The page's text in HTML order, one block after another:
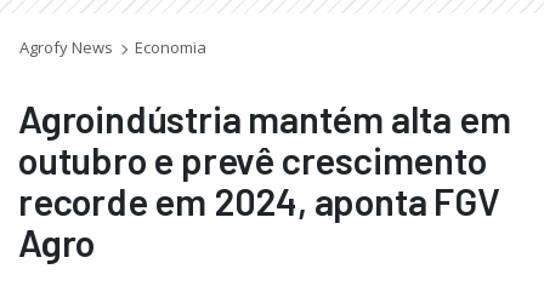
Agrofy News Economia
Agroindústria mantém alta em
outubro e prevê crescimento
recorde em 2024, aponta FGV
Agro